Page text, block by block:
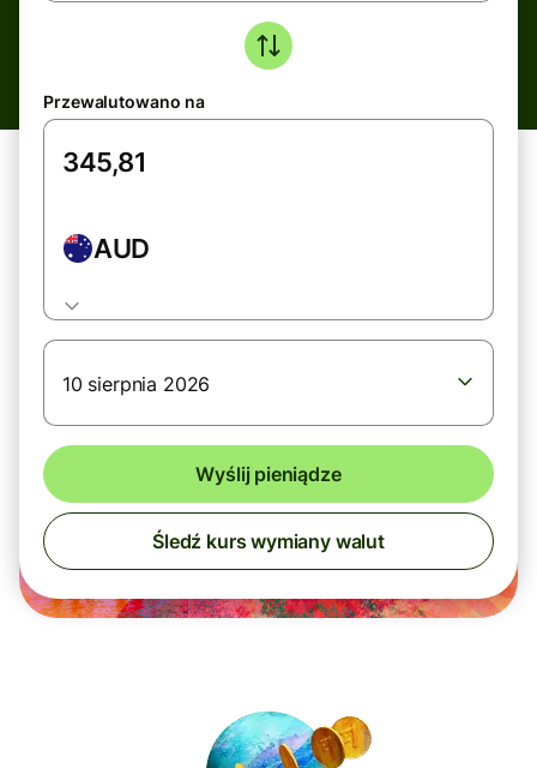
Przewalutowano na
AUD
10 sierpnia 2026
Wyślij pieniądze
Śledź kurs wymiany walut